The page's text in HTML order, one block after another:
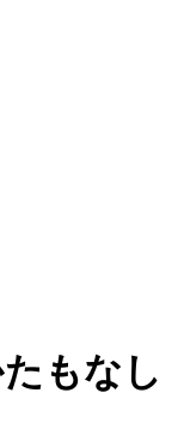
もなし